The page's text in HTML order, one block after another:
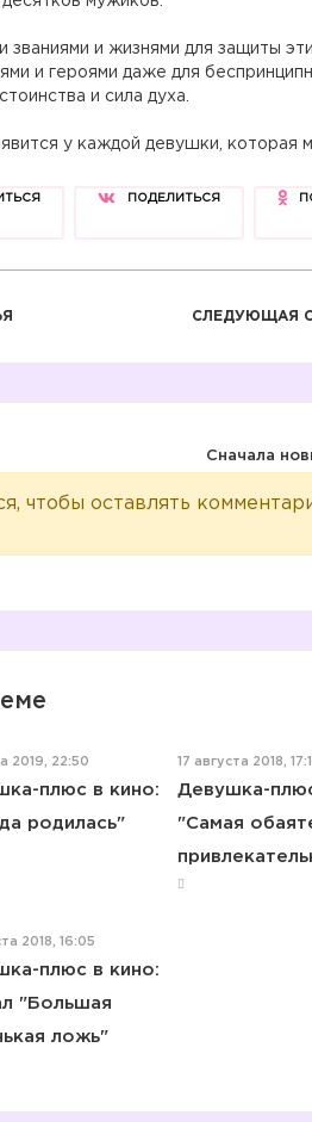
и жизнями для защиты
и героями даже для
и сила духа.
у каждой девушки, которая
ПОДЕЛИТЬСЯ
СЛЕДУЮЩАЯ
Сначала
чтобы оставлять
2019, 22:50
плюс в кино:
родилась"
17 августа 2018,
Девушка-
"Самая
2018, 16:05
плюс в кино:
"Большая
ложь"